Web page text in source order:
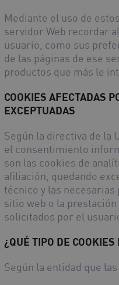
Mediante el uso de
servidor Web recordar
usuario, como sus
de las páginas de ese
productos que más le
COOKIES AFECTADAS
EXCEPTUADAS
Según la directiva de la
el consentimiento
son las cookies de
afiliación, quedando
técnico y las
sitio web o la
solicitados por el
¿QUÉ TIPO DE
Según la entidad que